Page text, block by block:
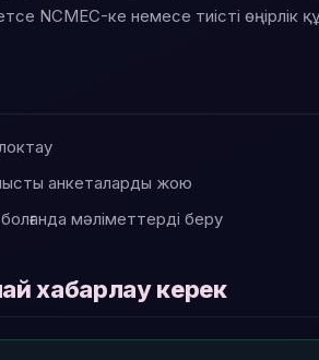
NCMEC-ке немесе тиісті өңірлік
анкеталарды жою
мәліметтерді беру
хабарлау керек